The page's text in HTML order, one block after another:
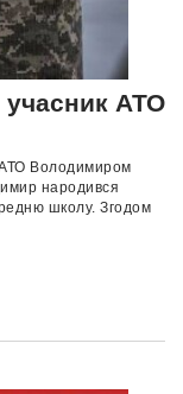
учасник АТО
АТО Володимиром
народився
школу. Згодом